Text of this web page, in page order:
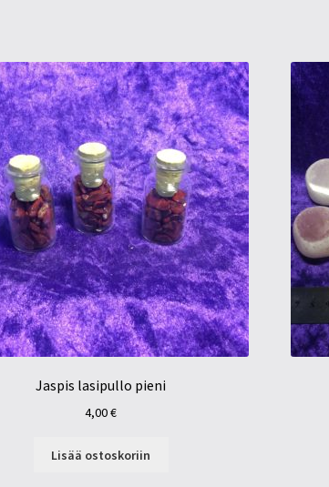
Jaspis lasipullo pieni
4,00€
Lisää ostoskoriin